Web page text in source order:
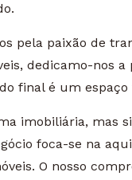
pela paixão de
dedicamo-nos
final é um
imobiliária, mas
foca-se na
O nosso